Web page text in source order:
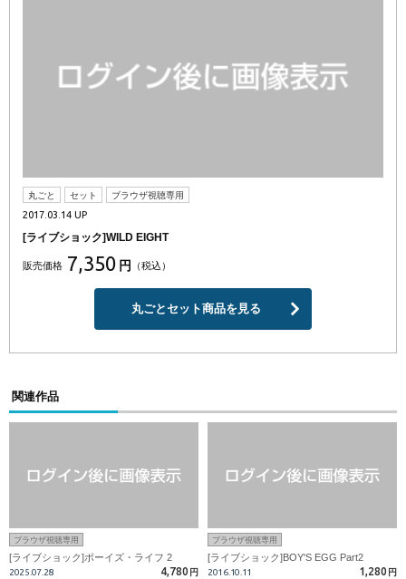
丸ごと セット ブラウザ視聴専用
2017.03.14 UP
[ライブショック]WILD EIGHT
販売価格 7,350 円 （税込）
丸ごとセット商品を見る
関連作品
ブラウザ視聴専用
[ライブショック]ボーイズ・ライフ 2
2025.07.28 4,780 円
ブラウザ視聴専用
[ライブショック]BOY'S EGG Part2
2016.10.11 1,280 円